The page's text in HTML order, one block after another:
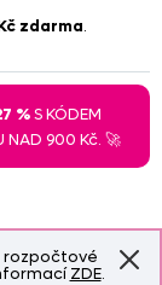
rozpočtové
ZDE.
zdarma.
%S KÓDEM
NAD 900 Kč. 🚀